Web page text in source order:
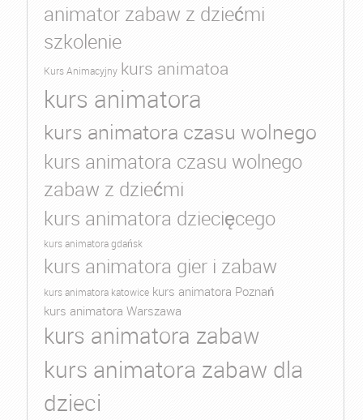
animator zabaw z dziećmi
szkolenie
Kurs Animacyjny kurs animatoa
kurs animatora
kurs animatora czasu wolnego
kurs animatora czasu wolnego
zabaw z dziećmi
kurs animatora dziecięcego
kurs animatora gdańsk
kurs animatora gier i zabaw
kurs animatora katowice kurs animatora Poznań
kurs animatora Warszawa
kurs animatora zabaw
kurs animatora zabaw dla
dzieci